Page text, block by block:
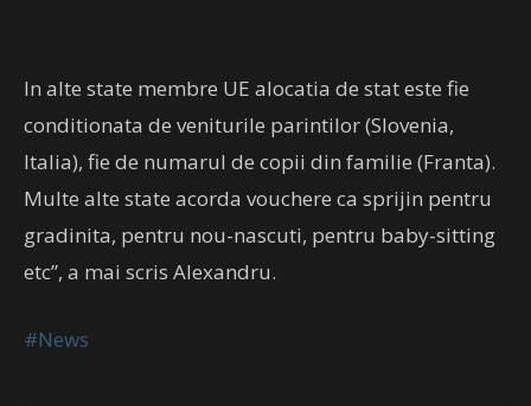
In alte state membre UE alocatia de stat este fie
conditionata de veniturile parintilor (Slovenia,
Italia), fie de numarul de copii din familie (Franta).
Multe alte state acorda vouchere ca sprijin pentru
gradinita, pentru nou-nascuti, pentru baby-sitting
etc”, a mai scris Alexandru.
#News